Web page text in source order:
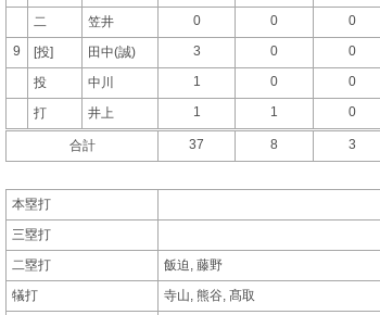
二 笠井 0 0 0
9
[投] 田中(誠) 3 0 0
投 中川 1 0 0
打 井上 1 1 0
合計 37 8 3
本塁打
三塁打
二塁打
飯迫, 藤野
犠打
寺山, 熊谷, 髙取